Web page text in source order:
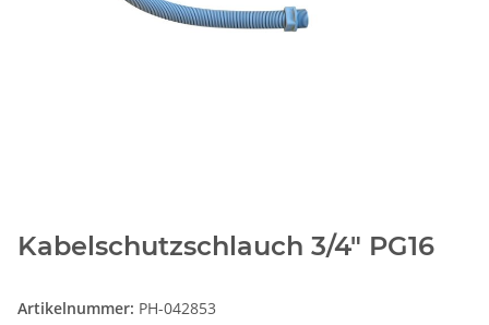
Kabelschutzschlauch 3/4" PG16
Artikelnummer: PH-042853